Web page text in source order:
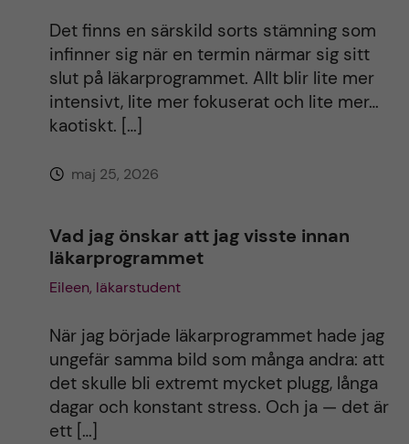
Det finns en särskild sorts stämning som
infinner sig när en termin närmar sig sitt
slut på läkarprogrammet. Allt blir lite mer
intensivt, lite mer fokuserat och lite mer…
kaotiskt. […]
maj 25, 2026
Vad jag önskar att jag visste innan
läkarprogrammet
Eileen, läkarstudent
När jag började läkarprogrammet hade jag
ungefär samma bild som många andra: att
det skulle bli extremt mycket plugg, långa
dagar och konstant stress. Och ja — det är
ett […]